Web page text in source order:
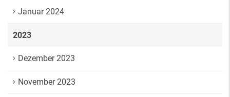
Januar 2024
2023
Dezember 2023
November 2023